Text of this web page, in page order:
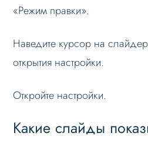
Мультирегиональность
Блоки / секции сайта
Личный кабинет
Формы и коммуникации
Лендинги и посадочные
«Режим правки».
Наведите курсор на
открытия настройки.
Откройте настройки.
Какие слайды